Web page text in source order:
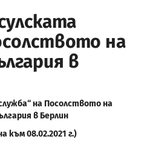
на
в
на Посолството на
в Берлин
към 08.02.2021 г.)